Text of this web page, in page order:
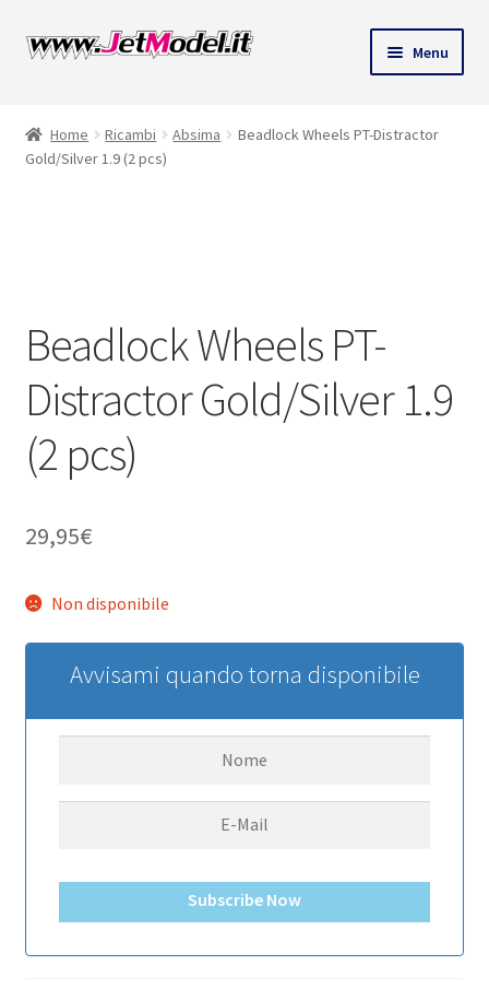
Vai
alla
Vai
Menu
Home Ricambi Absima
Beadlock Wheels PT-Distractor
Gold/Silver 1.9 (2 pcs)
Beadlock Wheels PT-
Distractor Gold/Silver 1.9
(2 pcs)
29,95€
Non disponibile
Avvisami quando torna disponibile
Subscribe Now